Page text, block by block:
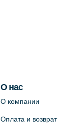
О нас
О компании
Оплата и возврат